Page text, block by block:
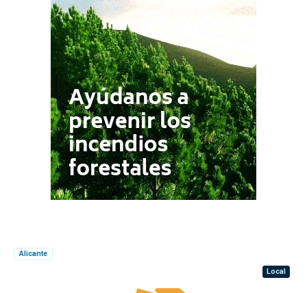
Alicante
Local